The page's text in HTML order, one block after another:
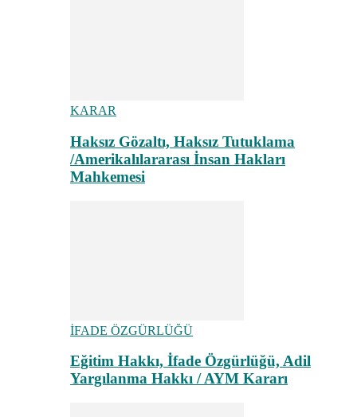
KARAR
Haksız Gözaltı, Haksız Tutuklama
/Amerikalılararası İnsan Hakları
Mahkemesi
İFADE ÖZGÜRLÜĞÜ
Eğitim Hakkı, İfade Özgürlüğü, Adil
Yargılanma Hakkı / AYM Kararı